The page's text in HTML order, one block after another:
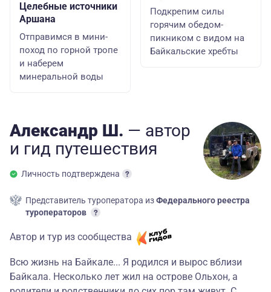
Целебные источники
Аршана
Отправимся в мини-
поход по горной тропе
и наберем
минеральной воды
Подкрепим силы
горячим обедом-
пикником с видом на
Байкальские хребты
Александр Ш. — автор
и гид путешествия
Личность подтверждена
Представитель туроператора изФедерального реестра
туроператоров
Автор и тур из сообщества
Всю жизнь на Байкале... Я родился и вырос вблизи
Байкала. Несколько лет жил на острове Ольхон, а